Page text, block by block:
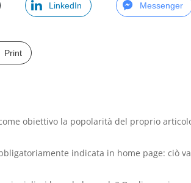
LinkedIn Messenger
Print
obiettivo la popolarità del proprio
indicata in home page: ciò